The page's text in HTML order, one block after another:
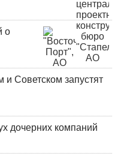
о
Советском запустят
дочерних компаний